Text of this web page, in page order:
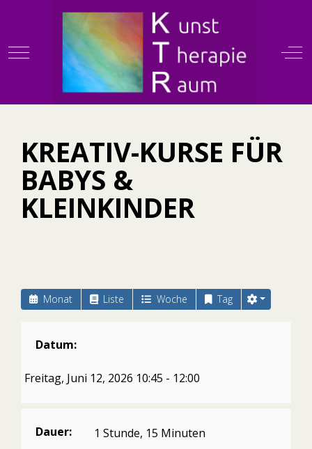
Mobile Menu Toggle
KREATIV-KURSE FÜR
BABYS &
KLEINKINDER
Monat Liste Woche Tag
Datum:
Freitag, Juni 12, 2026 10:45 - 12:00
Dauer: 1 Stunde, 15 Minuten